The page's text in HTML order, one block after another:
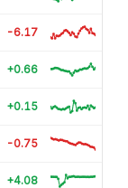
-6.17
+0.66
+0.15
-0.75
+4.08